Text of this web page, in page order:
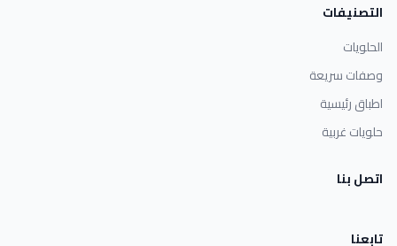
التصنيفات
الحلويات
وصفات سريعة
اطباق رئيسية
حلويات غربية
اتصل بنا
تابعنا